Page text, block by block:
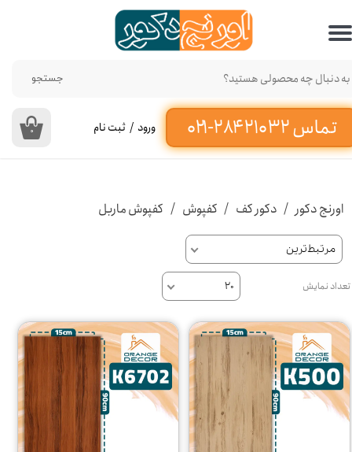
تماس ۳۲ ۲۱۰ ۲۸۴-۰۲۱‌
جستجو
۰ ورود / ثبت نام
حساب کاربری من
تغییر گذر واژه
سفارشات
خروج از حساب کاربری
اورنج دکور دکور کف کفپوش کفپوش ماربل
مرتبط‌ترین
تعداد نمایش ۲۰